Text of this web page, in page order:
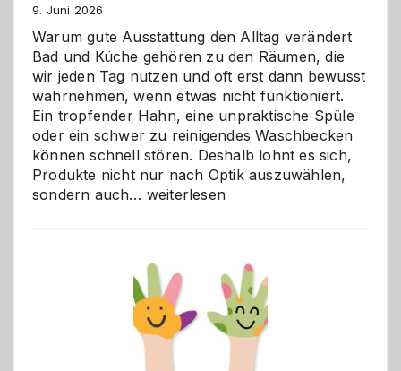
9. Juni 2026
Warum gute Ausstattung den Alltag verändert
Bad und Küche gehören zu den Räumen, die
wir jeden Tag nutzen und oft erst dann bewusst
wahrnehmen, wenn etwas nicht funktioniert.
Ein tropfender Hahn, eine unpraktische Spüle
oder ein schwer zu reinigendes Waschbecken
können schnell stören. Deshalb lohnt es sich,
Produkte nicht nur nach Optik auszuwählen,
sondern auch… Bad
besser
verstehen
weiterlesen